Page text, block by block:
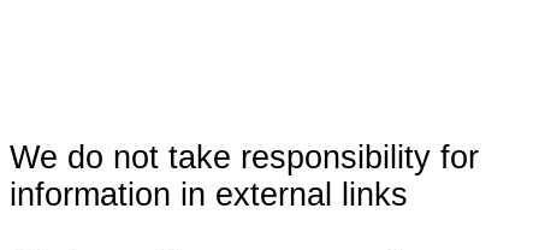
We do not take responsibility for
information in external links